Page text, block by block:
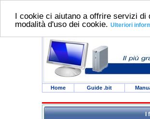
I cookie ci aiutano a offrire servizi
modalità d'uso dei cookie. Ulteriori
Home Guide .bit
I